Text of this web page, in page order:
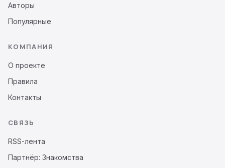
Авторы
Популярные
КОМПАНИЯ
О проекте
Правила
Контакты
СВЯЗЬ
RSS-лента
Партнёр: Знакомства